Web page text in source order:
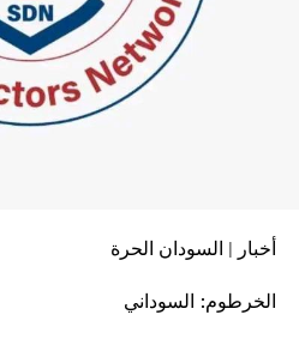
لا تفوت
أوكرانيا – السودان الحرة
أخبار | السودان الحرة
الخرطوم: السوداني